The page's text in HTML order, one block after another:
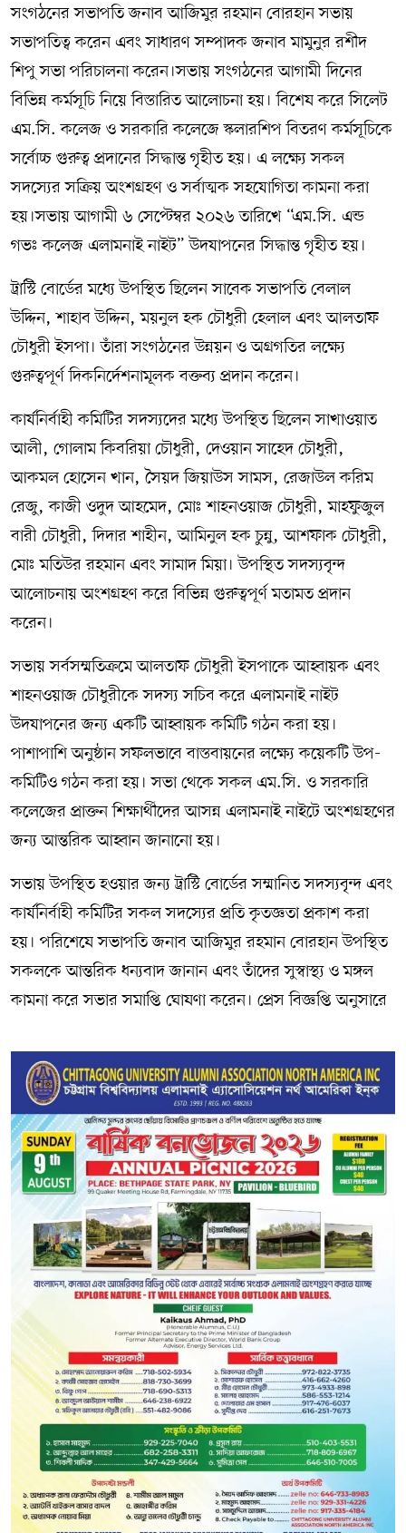
সংগঠনের সভাপতি জনাব আজিমুর রহমান বোরহান সভায়
সভাপতিত্ব করেন এবং সাধারণ সম্পাদক জনাব মামুনুর রশীদ
শিপু সভা পরিচালনা করেন।সভায় সংগঠনের আগামী দিনের
বিভিন্ন কর্মসূচি নিয়ে বিস্তারিত আলোচনা হয়। বিশেষ করে সিলেট
এম.সি. কলেজ ও সরকারি কলেজে স্কলারশিপ বিতরণ কর্মসূচিকে
সর্বোচ্চ গুরুত্ব প্রদানের সিদ্ধান্ত গৃহীত হয়। এ লক্ষ্যে সকল
সদস্যের সক্রিয় অংশগ্রহণ ও সর্বাত্মক সহযোগিতা কামনা করা
হয়।সভায় আগামী ৬ সেপ্টেম্বর ২০২৬ তারিখে “এম.সি. এন্ড
গভঃ কলেজ এলামনাই নাইট” উদযাপনের সিদ্ধান্ত গৃহীত হয়।
ট্রাস্টি বোর্ডের মধ্যে উপস্থিত ছিলেন সাবেক সভাপতি বেলাল
উদ্দিন, শাহাব উদ্দিন, ময়নুল হক চৌধুরী হেলাল এবং আলতাফ
চৌধুরী ইসপা। তাঁরা সংগঠনের উন্নয়ন ও অগ্রগতির লক্ষ্যে
গুরুত্বপূর্ণ দিকনির্দেশনামূলক বক্তব্য প্রদান করেন।
কার্যনির্বাহী কমিটির সদস্যদের মধ্যে উপস্থিত ছিলেন সাখাওয়াত
আলী, গোলাম কিবরিয়া চৌধুরী, দেওয়ান সাহেদ চৌধুরী,
আকমল হোসেন খান, সৈয়দ জিয়াউস সামস, রেজাউল করিম
রেজু, কাজী ওদুদ আহমেদ, মোঃ শাহনওয়াজ চৌধুরী, মাহফুজুল
বারী চৌধুরী, দিদার শাহীন, আমিনুল হক চুন্নু, আশফাক চৌধুরী,
মোঃ মতিউর রহমান এবং সামাদ মিয়া। উপস্থিত সদস্যবৃন্দ
আলোচনায় অংশগ্রহণ করে বিভিন্ন গুরুত্বপূর্ণ মতামত প্রদান
করেন।
সভায় সর্বসম্মতিক্রমে আলতাফ চৌধুরী ইসপাকে আহ্বায়ক এবং
শাহনওয়াজ চৌধুরীকে সদস্য সচিব করে এলামনাই নাইট
উদযাপনের জন্য একটি আহ্বায়ক কমিটি গঠন করা হয়।
পাশাপাশি অনুষ্ঠান সফলভাবে বাস্তবায়নের লক্ষ্যে কয়েকটি উপ-
কমিটিও গঠন করা হয়। সভা থেকে সকল এম.সি. ও সরকারি
কলেজের প্রাক্তন শিক্ষার্থীদের আসন্ন এলামনাই নাইটে অংশগ্রহণের
জন্য আন্তরিক আহ্বান জানানো হয়।
সভায় উপস্থিত হওয়ার জন্য ট্রাস্টি বোর্ডের সম্মানিত সদস্যবৃন্দ এবং
কার্যনির্বাহী কমিটির সকল সদস্যের প্রতি কৃতজ্ঞতা প্রকাশ করা
হয়। পরিশেষে সভাপতি জনাব আজিমুর রহমান বোরহান উপস্থিত
সকলকে আন্তরিক ধন্যবাদ জানান এবং তাঁদের সুস্বাস্থ্য ও মঙ্গল
কামনা করে সভার সমাপ্তি ঘোষণা করেন। প্রেস বিজ্ঞপ্তি অনুসারে